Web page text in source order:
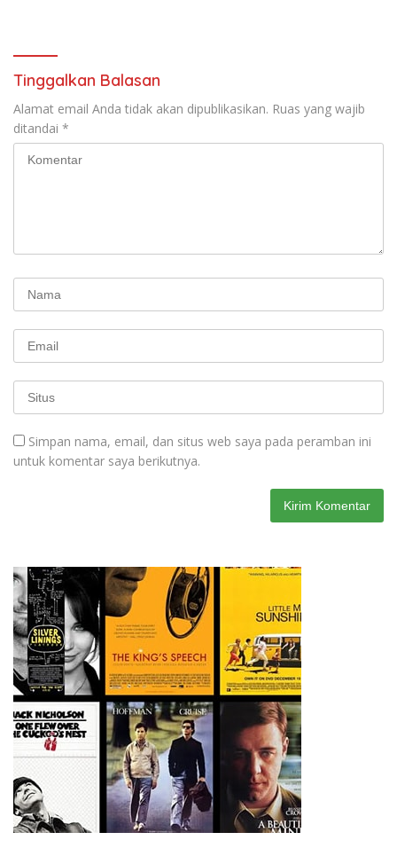
RUU Ketenagakerjaan Baru.
Tinggalkan Balasan
Alamat email Anda tidak akan dipublikasikan. Ruas yang wajib
ditandai *
Simpan nama, email, dan situs web saya pada peramban ini
untuk komentar saya berikutnya.